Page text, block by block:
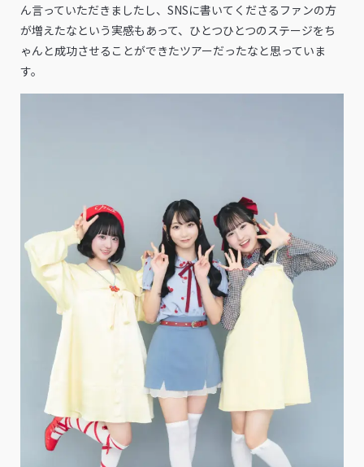
ん言っていただきましたし、SNSに書いてくださるファンの方
が増えたなという実感もあって、ひとつひとつのステージをち
ゃんと成功させることができたツアーだったなと思っていま
す。